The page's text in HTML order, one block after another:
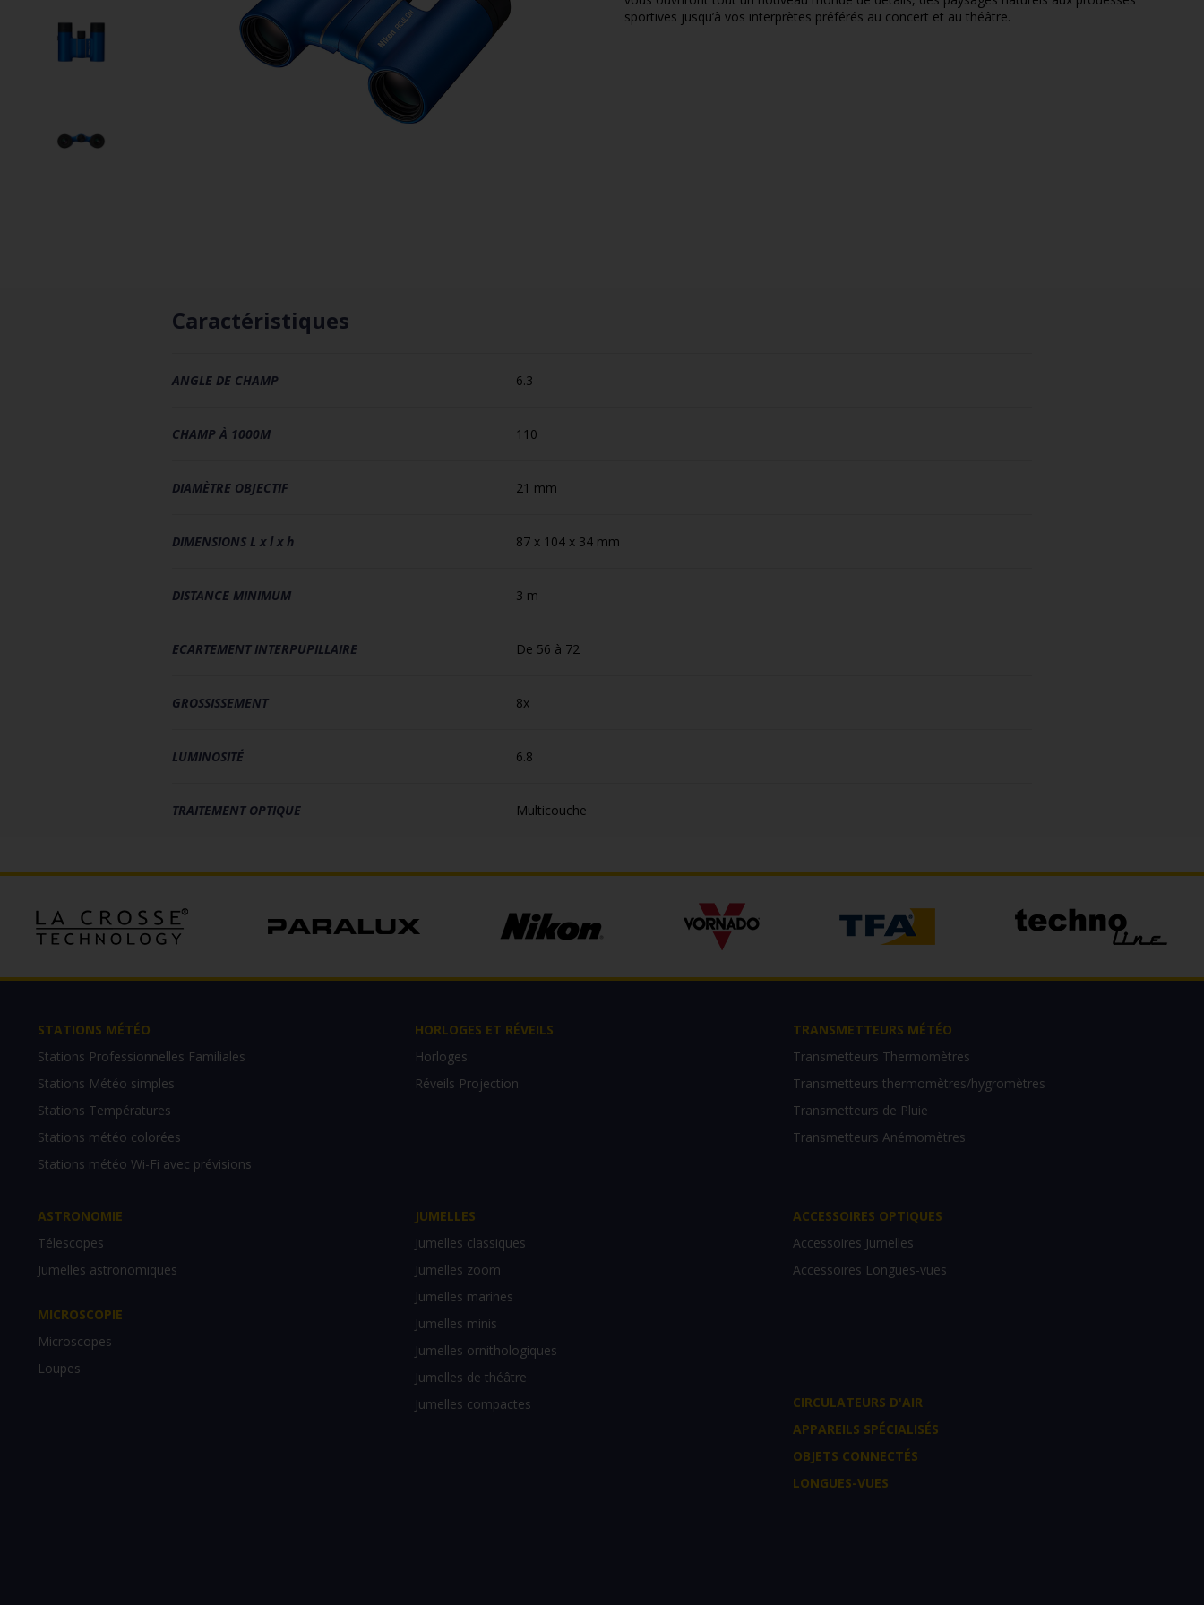
sportives jusqu’à vos interprètes préférés au concert et au théâtre.
Caractéristiques
ANGLE DE CHAMP 6.3
CHAMP À 1000M 110
DIAMÈTRE OBJECTIF 21 mm
DIMENSIONS L x l x h 87 x 104 x 34 mm
DISTANCE MINIMUM 3 m
ECARTEMENT INTERPUPILLAIRE De 56 à 72
GROSSISSEMENT 8x
LUMINOSITÉ 6.8
TRAITEMENT OPTIQUE Multicouche
STATIONS MÉTÉO
Stations Professionnelles Familiales
Stations Météo simples
Stations Températures
Stations météo colorées
Stations météo Wi-Fi avec prévisions
HORLOGES ET RÉVEILS
Horloges
Réveils Projection
TRANSMETTEURS MÉTÉO
Transmetteurs Thermomètres
Transmetteurs thermomètres/hygromètres
Transmetteurs de Pluie
Transmetteurs Anémomètres
ASTRONOMIE
Télescopes
Jumelles astronomiques
MICROSCOPIE
Microscopes
Loupes
JUMELLES
Jumelles classiques
Jumelles zoom
Jumelles marines
Jumelles minis
Jumelles ornithologiques
Jumelles de théâtre
Jumelles compactes
ACCESSOIRES OPTIQUES
Accessoires Jumelles
Accessoires Longues-vues
CIRCULATEURS D'AIR
APPAREILS SPÉCIALISÉS
OBJETS CONNECTÉS
LONGUES-VUES